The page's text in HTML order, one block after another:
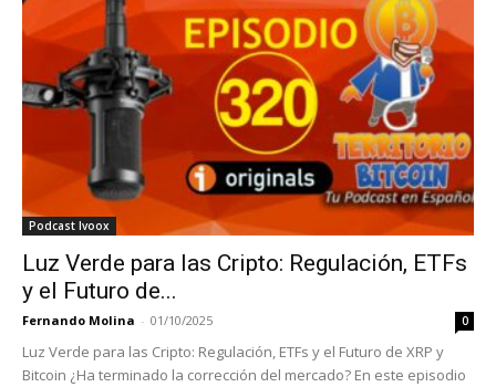
Podcast Ivoox
Luz Verde para las Cripto: Regulación, ETFs
y el Futuro de...
Fernando Molina - 01/10/2025 0
Luz Verde para las Cripto: Regulación, ETFs y el Futuro de XRP y
Bitcoin ¿Ha terminado la corrección del mercado? En este episodio